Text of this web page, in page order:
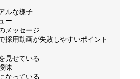
ルな様子
ー
メッセージ
採用動画が失敗しやすいポイント
見せている
昧
なっている